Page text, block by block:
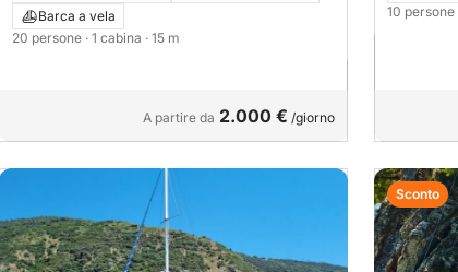
Barca a vela
20 persone · 1 cabina · 15 m
A partire da 2.000 € /giorno
10 persone
Sconto